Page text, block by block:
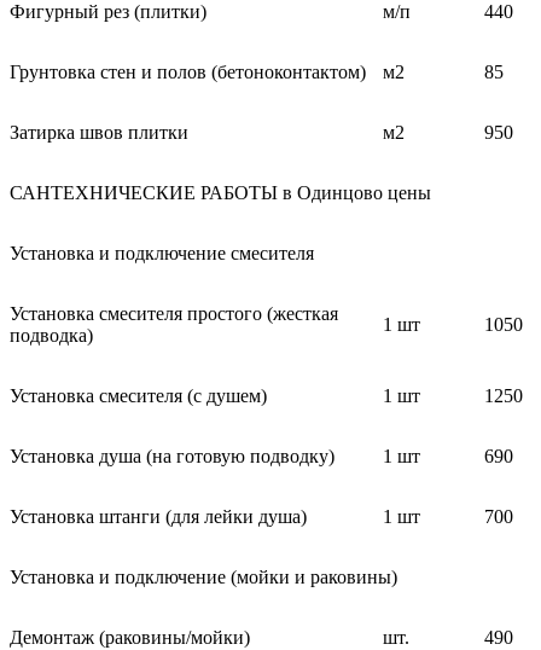
Фигурный рез (плитки) м/п 440
Грунтовка стен и полов (бетоноконтактом) м2 85
Затирка швов плитки м2 950
САНТЕХНИЧЕСКИЕ РАБОТЫ в Одинцово цены
Установка и подключение смесителя
Установка смесителя простого (жесткая
подводка)
1 шт 1050
Установка смесителя (с душем) 1 шт 1250
Установка душа (на готовую подводку) 1 шт 690
Установка штанги (для лейки душа) 1 шт 700
Установка и подключение (мойки и раковины)
Демонтаж (раковины/мойки) шт. 490